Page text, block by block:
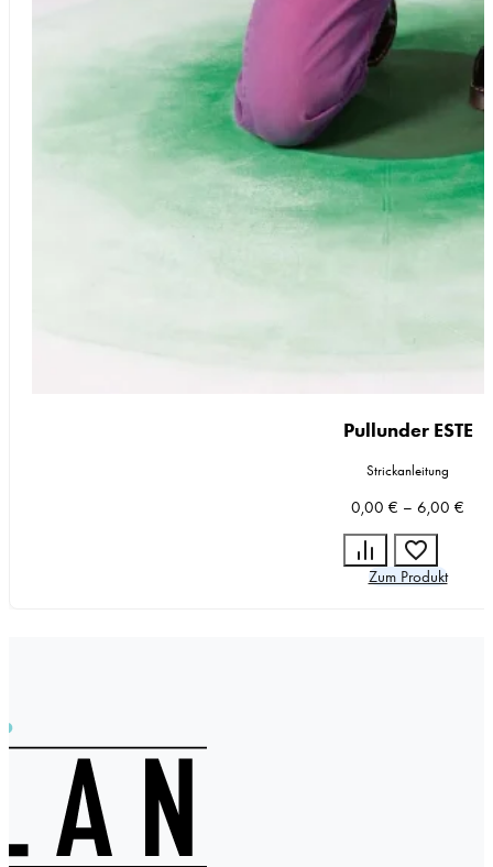
Pullunder ESTE
Strickanleitung
0,00 € – 6,00 €
Zum Produkt